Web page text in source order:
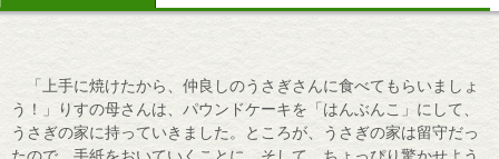
「上手に焼けたから、仲良しのうさぎさんに食べてもらいましょ
う！」りすの母さんは、パウンドケーキを「はんぶんこ」にして、
うさぎの家に持っていきました。ところが、うさぎの家は留守だっ